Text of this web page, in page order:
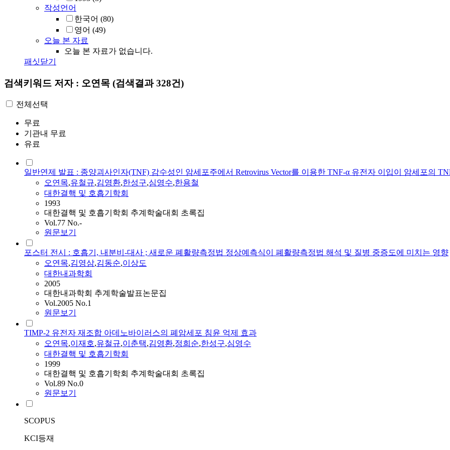
작성언어
한국어 (80)
영어 (49)
오늘 본 자료
오늘 본 자료가 없습니다.
패싯닫기
검색키워드 저자 : 오연목 (검색결과 328건)
전체선택
무료
기관내 무료
유료
일반연제 발표 : 종양괴사인자(TNF) 감수성인 암세포주에서 Retrovirus Vector를 이용한 TNF-α 유전자 이입이 암세포의
오연목,유철규,김영환,한성구,심영수,한용철
대한결핵 및 호흡기학회
1993
대한결핵 및 호흡기학회 추계학술대회 초록집
Vol.77 No.-
원문보기
포스터 전시 : 호흡기, 내분비-대사 ; 새로운 폐활량측정법 정상예측식이 폐활량측정법 해석 및 질병 중증도에 미치는 영향
오연목,김영삼,김동순,이상도
대한내과학회
2005
대한내과학회 추계학술발표논문집
Vol.2005 No.1
원문보기
TIMP-2 유전자 재조합 아데노바이러스의 폐암세포 침윤 억제 효과
오연목,이재호,유철규,이춘택,김영환,정희순,한성구,심영수
대한결핵 및 호흡기학회
1999
대한결핵 및 호흡기학회 추계학술대회 초록집
Vol.89 No.0
원문보기
SCOPUS
KCI등재